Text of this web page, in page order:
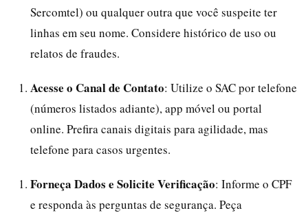
Sercomtel) ou qualquer outra que você suspeite ter
linhas em seu nome. Considere histórico de uso ou
relatos de fraudes.
Acesse o Canal de Contato: Utilize o SAC por telefone
(números listados adiante), app móvel ou portal
online. Prefira canais digitais para agilidade, mas
telefone para casos urgentes.
Forneça Dados e Solicite Verificação: Informe o CPF
e responda às perguntas de segurança. Peça